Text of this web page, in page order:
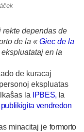
dependas de
de la « Giec de la
en la
de kuracaj
ekspluatas
la
IPBES, la
vendredon
minacitaj je formorto